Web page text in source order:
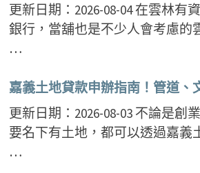
更新日期：2026-08-04 在雲林有
銀行，當舖也是不少人會考慮的
…
嘉義土地貸款申辦指南！管道、
更新日期：2026-08-03 不論是創
要名下有土地，都可以透過嘉義
…